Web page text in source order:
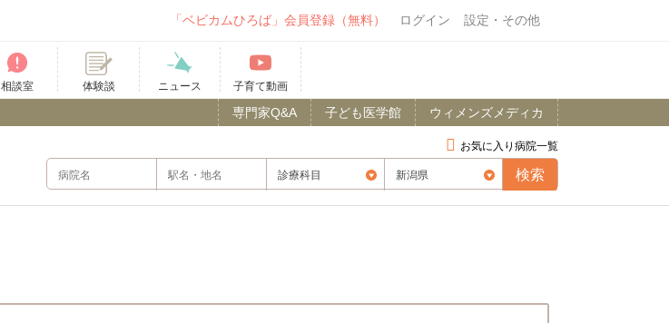
「ベビカムひろば」会員登録（無料） ログイン 設定・その他
相談室 体験談 ニュース 子育て動画
ウィメンズメディカ
子ども医学館
専門家Q&A
お気に入り病院一覧